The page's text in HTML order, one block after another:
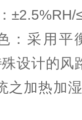
±2.5%RH/
：采用平
殊设计的
之加热加